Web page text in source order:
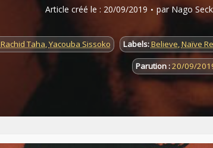
Article créé le : 20/09/2019 par Nago Seck
Rachid Taha,Yacouba Sissoko Labels:Believe,Naïve
Parution :20/09/